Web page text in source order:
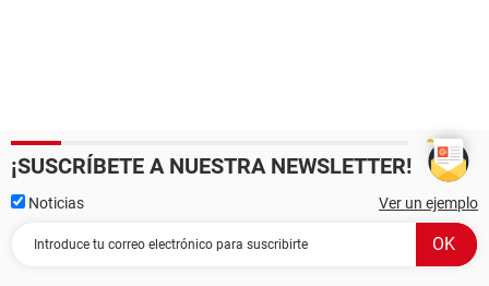
¡SUSCRÍBETE A NUESTRA NEWSLETTER!
Noticias Ver un ejemplo